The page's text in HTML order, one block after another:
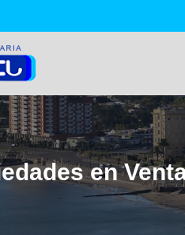
en